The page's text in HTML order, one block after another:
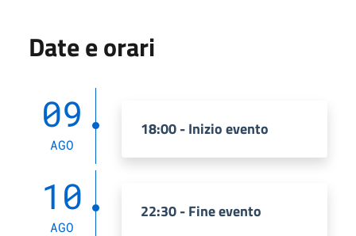
Date e orari
09
AGO
18:00 - Inizio evento
10
AGO
22:30 - Fine evento